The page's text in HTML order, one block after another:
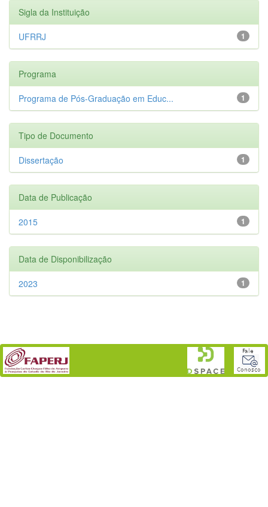
Sigla da Instituição
1
UFRRJ
Programa
1
Programa de Pós-Graduação em Educ...
Tipo de Documento
1
Dissertação
Data de Publicação
1
2015
Data de Disponibilização
1
2023